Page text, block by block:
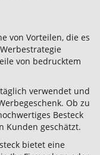
von Vorteilen, die es
von bedrucktem
verwendet und
Ob zu
Besteck
Kunden geschätzt.
bietet eine